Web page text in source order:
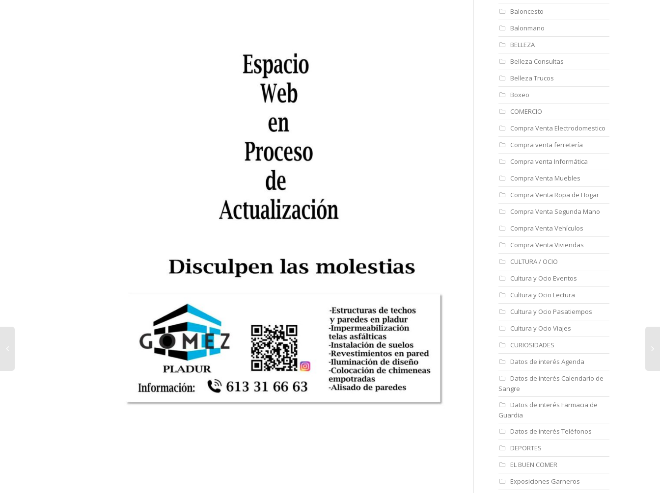
Baloncesto
Balonmano
BELLEZA
Belleza Consultas
Belleza Trucos
Boxeo
COMERCIO
Compra Venta Electrodomestico
Compra venta ferretería
Compra venta Informática
Compra Venta Muebles
Compra Venta Ropa de Hogar
Compra Venta Segunda Mano
Compra Venta Vehículos
Compra Venta Viviendas
CULTURA / OCIO
Cultura y Ocio Eventos
Cultura y Ocio Lectura
Cultura y Ocio Pasatiempos
Cultura y Ocio Viajes
CURIOSIDADES
Datos de interés Agenda
Datos de interés Calendario de
Sangre
Datos de interés Farmacia de
Guardia
Datos de interés Teléfonos
DEPORTES
EL BUEN COMER
Exposiciones Garneros